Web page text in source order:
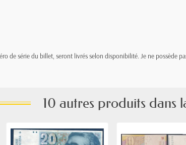
de série du billet, seront livrés selon disponibilité. Je ne possède
10 autres produits dans